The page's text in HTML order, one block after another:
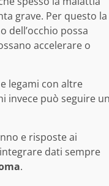
grave. Per questo la
dell’occhio possa
accelerare o
legami con altre
invece può seguire
e risposte ai
dati sempre
.